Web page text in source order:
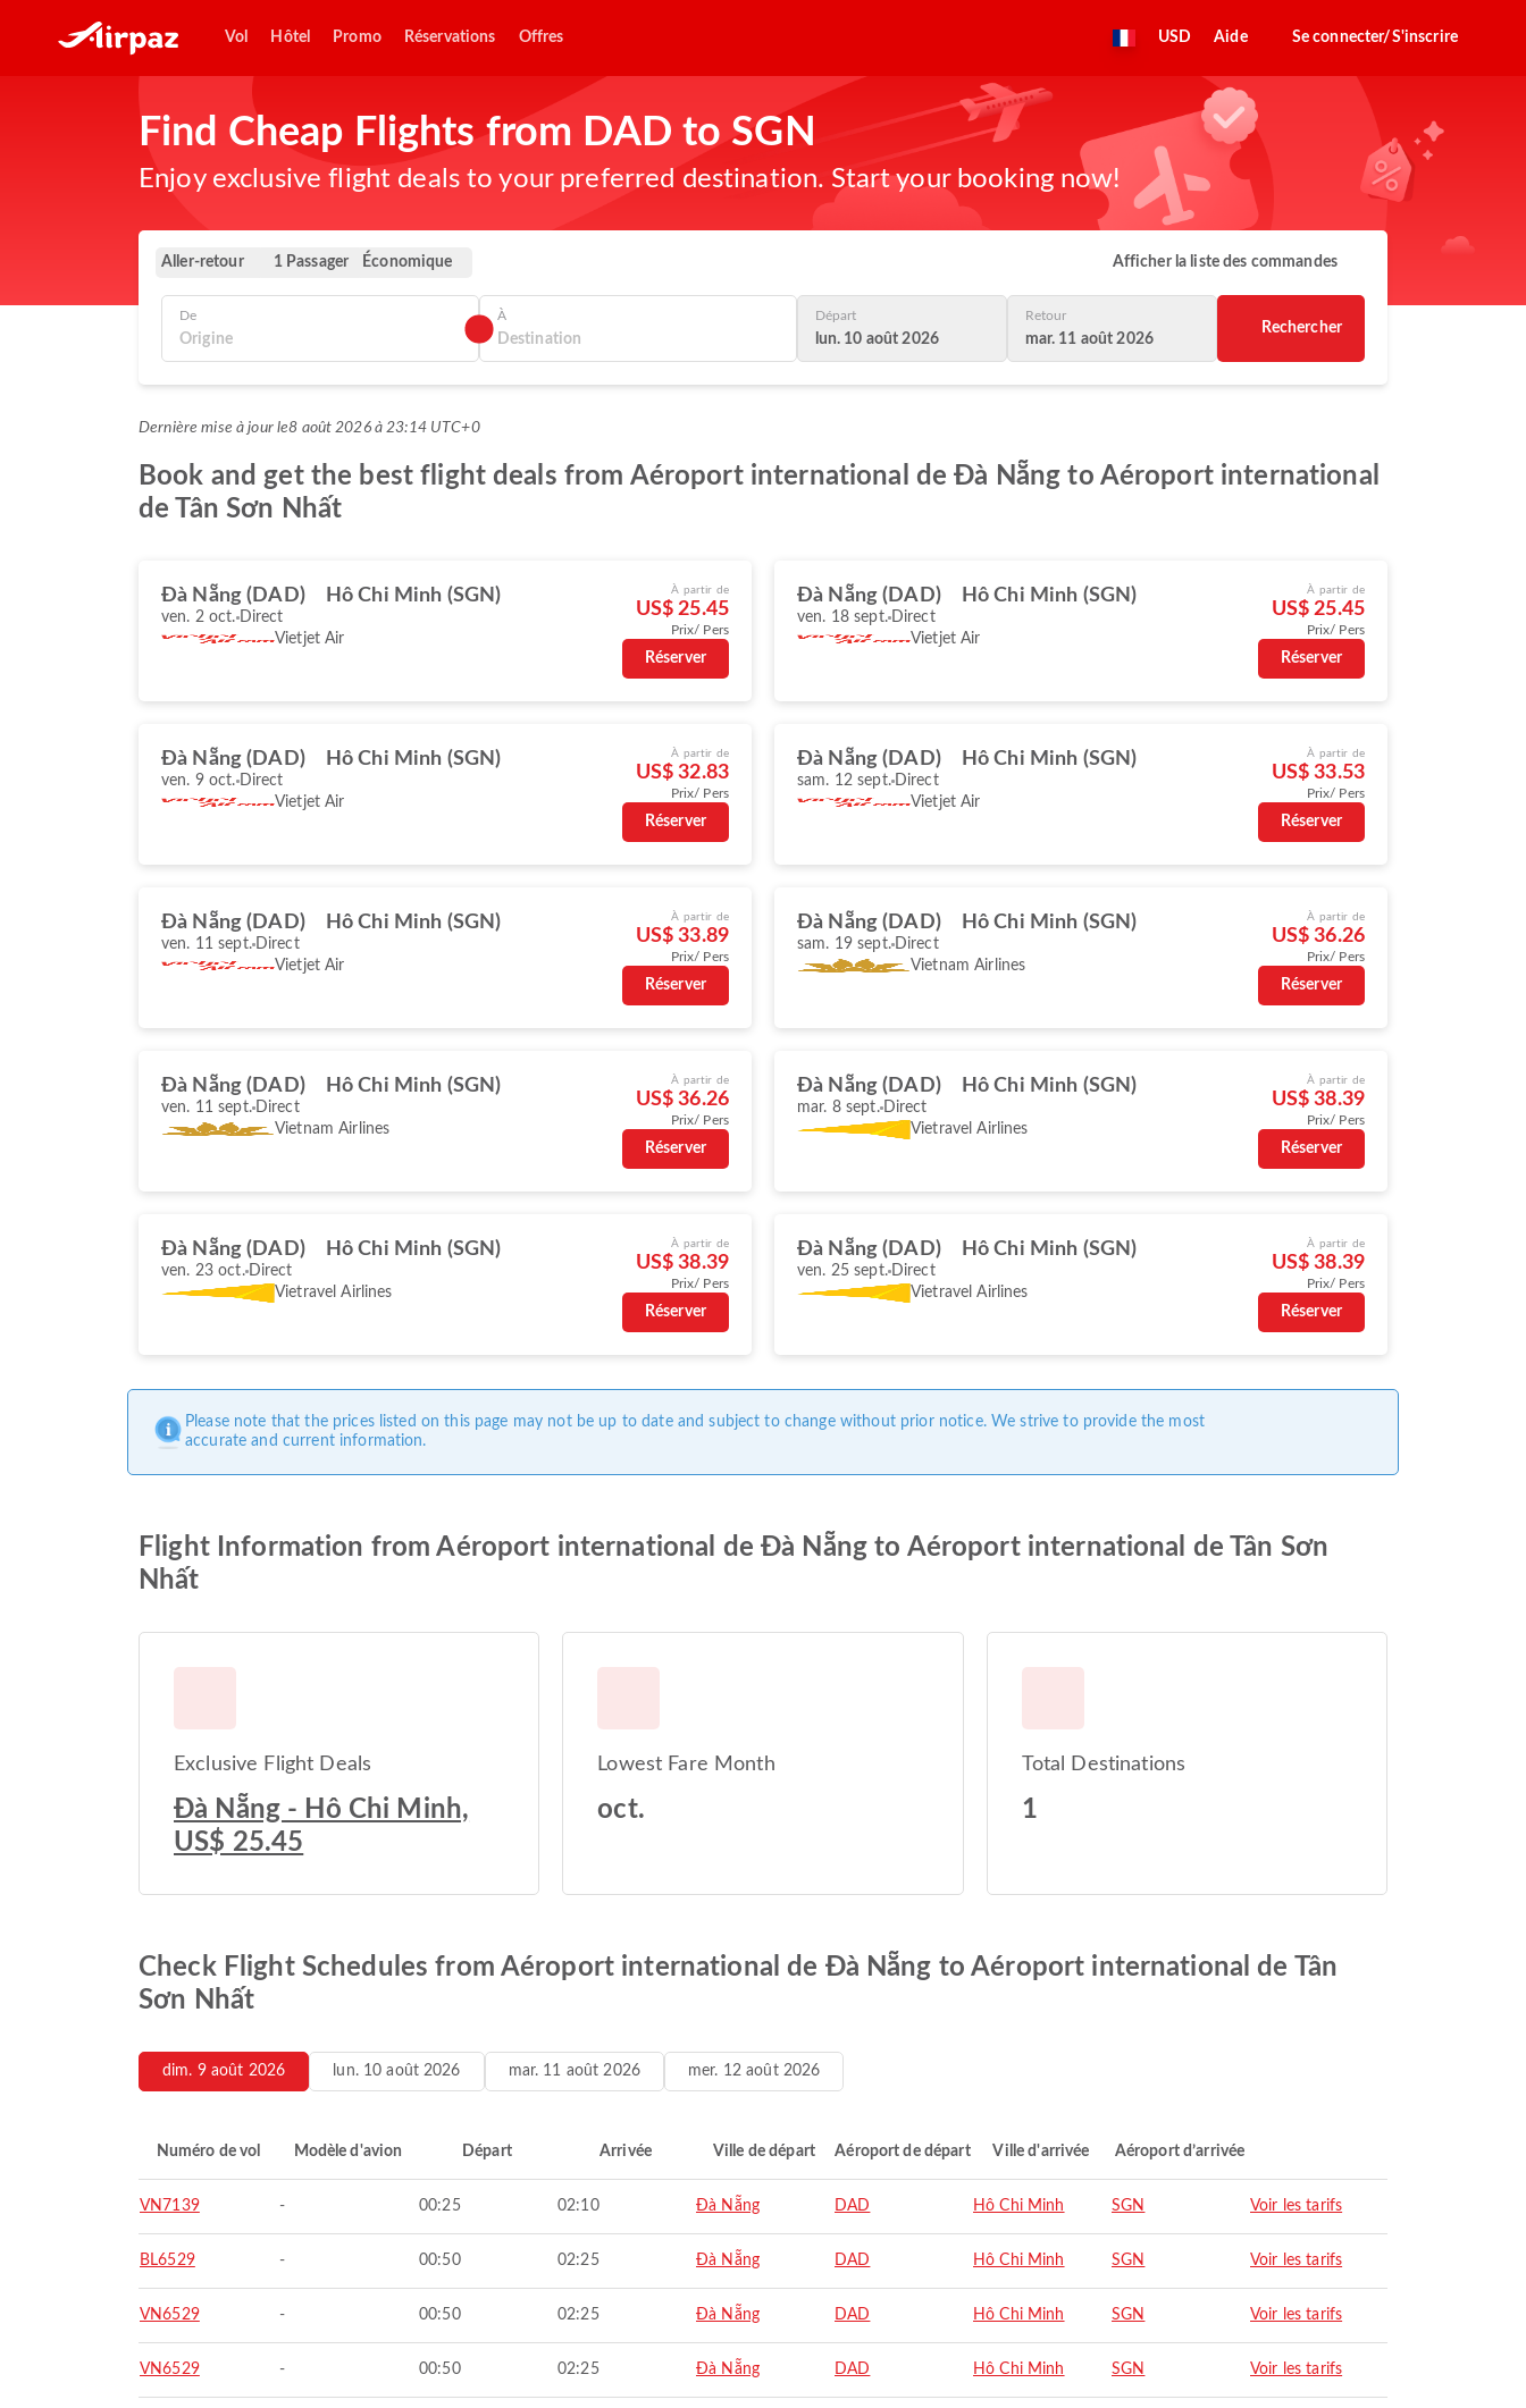
Vol Hôtel Promo Réservations Offres USD Aide Se connecter/S'inscrire
Find Cheap Flights from DAD to SGN
Enjoy exclusive flight deals to your preferred destination. Start your booking now!
Aller-retour 1 Passager Économique Afficher la liste des commandes
De À Départ
lun. 10 août 2026
Retour
mar. 11 août 2026
Rechercher
Dernière mise à jour le8 août 2026 à 23:14 UTC+0
Book and get the best flight deals from Aéroport international de Đà Nẵng to Aéroport international
de Tân Sơn Nhất
Đà Nẵng (DAD) Hô Chi Minh (SGN)
ven. 2 oct. Direct
Vietjet Air
À partir de
US$ 25.45
Prix/ Pers
Réserver
Đà Nẵng (DAD) Hô Chi Minh (SGN)
ven. 18 sept. Direct
Vietjet Air
À partir de
US$ 25.45
Prix/ Pers
Réserver
Đà Nẵng (DAD) Hô Chi Minh (SGN)
ven. 9 oct. Direct
Vietjet Air
À partir de
US$ 32.83
Prix/ Pers
Réserver
Đà Nẵng (DAD) Hô Chi Minh (SGN)
sam. 12 sept. Direct
Vietjet Air
À partir de
US$ 33.53
Prix/ Pers
Réserver
Đà Nẵng (DAD) Hô Chi Minh (SGN)
ven. 11 sept. Direct
Vietjet Air
À partir de
US$ 33.89
Prix/ Pers
Réserver
Đà Nẵng (DAD) Hô Chi Minh (SGN)
sam. 19 sept. Direct
Vietnam Airlines
À partir de
US$ 36.26
Prix/ Pers
Réserver
Đà Nẵng (DAD) Hô Chi Minh (SGN)
ven. 11 sept. Direct
Vietnam Airlines
À partir de
US$ 36.26
Prix/ Pers
Réserver
Đà Nẵng (DAD) Hô Chi Minh (SGN)
mar. 8 sept. Direct
Vietravel Airlines
À partir de
US$ 38.39
Prix/ Pers
Réserver
Đà Nẵng (DAD) Hô Chi Minh (SGN)
ven. 23 oct. Direct
Vietravel Airlines
À partir de
US$ 38.39
Prix/ Pers
Réserver
Đà Nẵng (DAD) Hô Chi Minh (SGN)
ven. 25 sept. Direct
Vietravel Airlines
À partir de
US$ 38.39
Prix/ Pers
Réserver
Please note that the prices listed on this page may not be up to date and subject to change without prior notice. We strive to provide the most
accurate and current information.
Flight Information from Aéroport international de Đà Nẵng to Aéroport international de Tân Sơn
Nhất
Exclusive Flight Deals
Đà Nẵng - Hô Chi Minh,
US$ 25.45
Lowest Fare Month
oct.
Total Destinations
1
Check Flight Schedules from Aéroport international de Đà Nẵng to Aéroport international de Tân
Sơn Nhất
dim. 9 août 2026 lun. 10 août 2026 mar. 11 août 2026 mer. 12 août 2026
Numéro de vol Modèle d'avion Départ Arrivée Ville de départ Aéroport de départ Ville d'arrivée Aéroport d’arrivée
VN7139 - 00:25 02:10 Đà Nẵng DAD Hô Chi Minh SGN Voir les tarifs
BL6529 - 00:50 02:25 Đà Nẵng DAD Hô Chi Minh SGN Voir les tarifs
VN6529 - 00:50 02:25 Đà Nẵng DAD Hô Chi Minh SGN Voir les tarifs
VN6529 - 00:50 02:25 Đà Nẵng DAD Hô Chi Minh SGN Voir les tarifs